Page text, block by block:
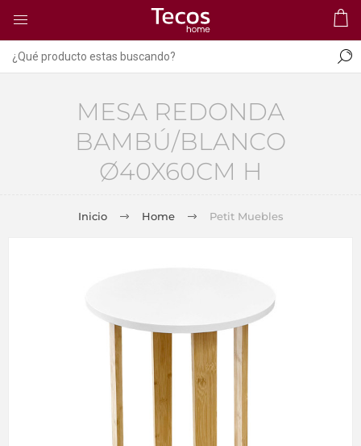
MESA REDONDA
BAMBÚ/BLANCO
Ø40X60CM H
Inicio Home Petit Muebles